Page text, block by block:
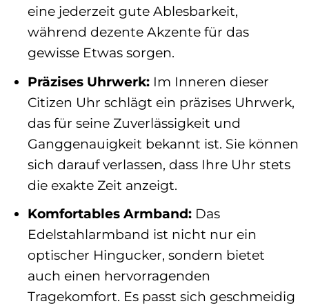
eine jederzeit gute Ablesbarkeit,
während dezente Akzente für das
gewisse Etwas sorgen.
Präzises Uhrwerk:Im Inneren dieser
Citizen Uhr schlägt ein präzises Uhrwerk,
das für seine Zuverlässigkeit und
Ganggenauigkeit bekannt ist. Sie können
sich darauf verlassen, dass Ihre Uhr stets
die exakte Zeit anzeigt.
Komfortables Armband:Das
Edelstahlarmband ist nicht nur ein
optischer Hingucker, sondern bietet
auch einen hervorragenden
Tragekomfort. Es passt sich geschmeidig